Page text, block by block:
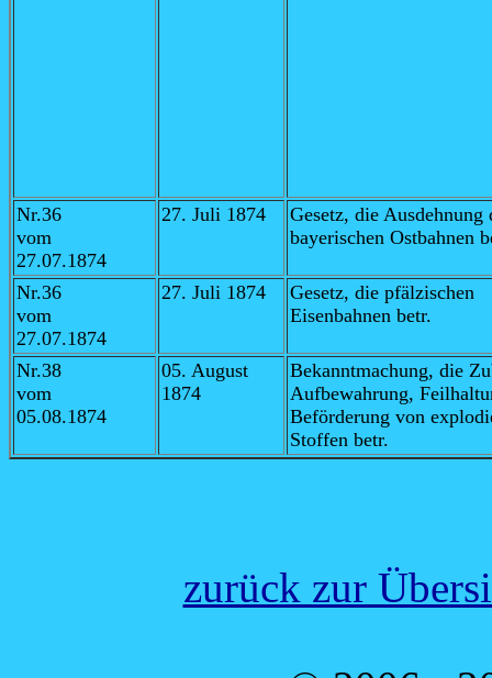
Nr.36
vom
27.07.1874
27. Juli 1874 Gesetz, die Ausdehnung
bayerischen Ostbahnen
Nr.36
vom
27.07.1874
27. Juli 1874
Gesetz, die pfälzischen
Eisenbahnen betr.
Nr.38
vom
05.08.1874
05. August
1874
Bekanntmachung, die
Aufbewahrung,
Beförderung von
Stoffen betr.
zurück zur